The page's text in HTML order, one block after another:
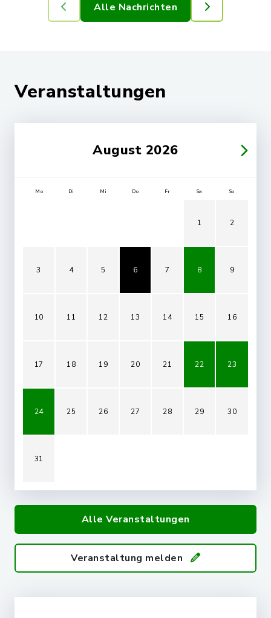
Alle Nachrichten
Veranstaltungen
August 2026
Mo Di Mi Do Fr Sa So
1 2
3 4 5 6 7 8 9
10 11 12 13 14 15 16
17 18 19 20 21 22 23
24 25 26 27 28 29 30
31
Alle Veranstaltungen
Veranstaltung melden